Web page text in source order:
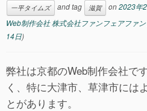
一平タイムズ and tag 滋賀 on2023年
Web制作会社 株式会社ファンフェアファ
14日)
弊社は京都のWeb制作会社で
く、特に大津市、草津市には
とがあります。